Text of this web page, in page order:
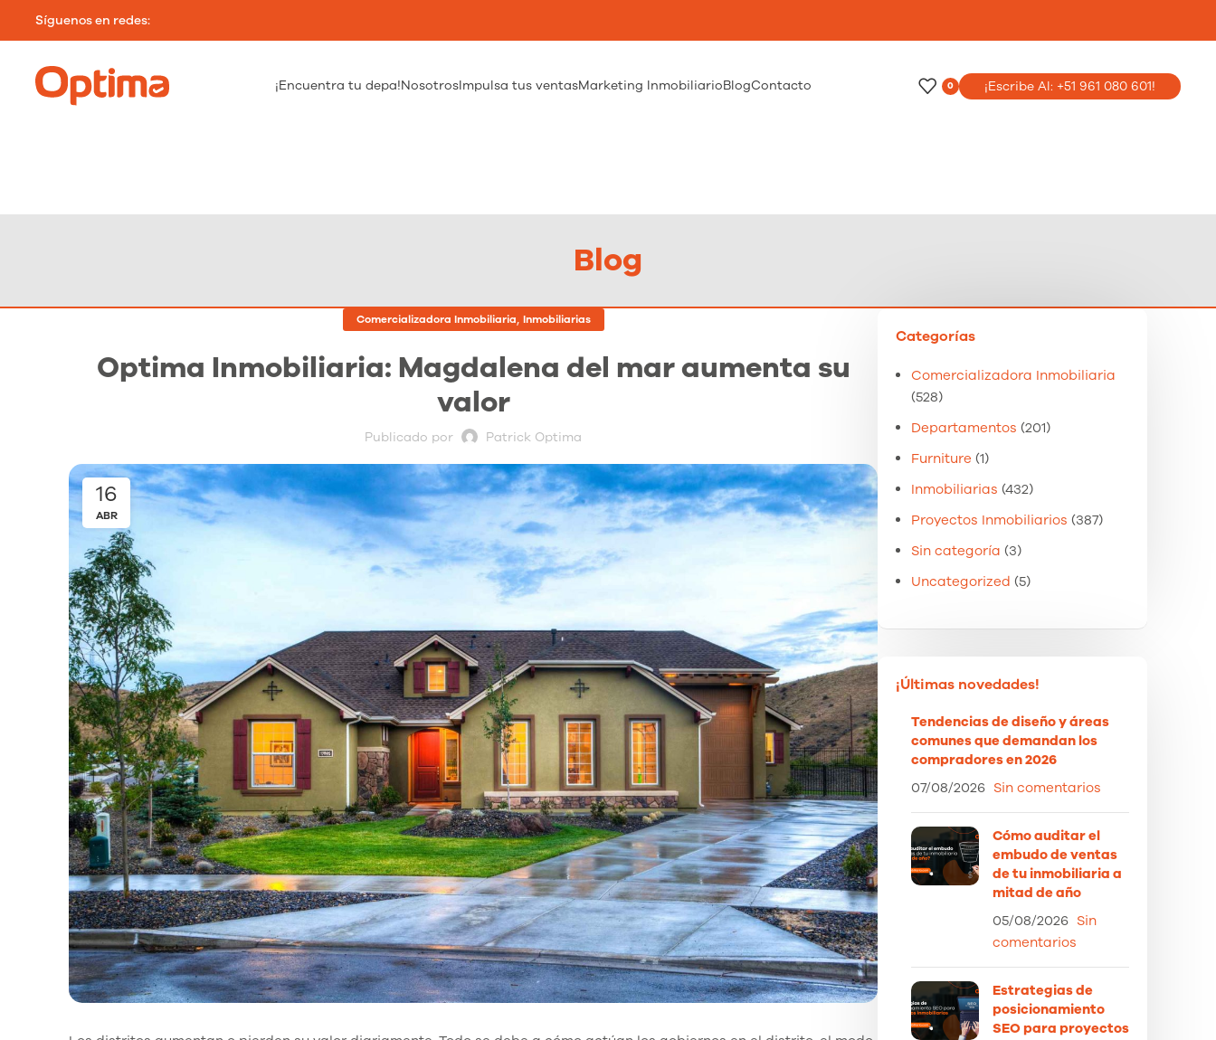
Síguenos en redes:
¡Encuentra tu depa!NosotrosImpulsa tus ventasMarketing InmobiliarioBlogContacto 0 ¡Escribe Al: +51 961 080 601!
Blog
Comercializadora Inmobiliaria, Inmobiliarias
Optima Inmobiliaria: Magdalena del mar aumenta su
valor
Publicado por Patrick Optima
16
ABR
Categorías
Comercializadora Inmobiliaria
(528)
Departamentos (201)
Furniture (1)
Inmobiliarias (432)
Proyectos Inmobiliarios (387)
Sin categoría (3)
Uncategorized (5)
¡Últimas novedades!
Tendencias de diseño y áreas
comunes que demandan los
compradores en 2026
07/08/2026 Sin comentarios
Cómo auditar el
embudo de ventas
de tu inmobiliaria a
mitad de año
05/08/2026 Sin
comentarios
Estrategias de
posicionamiento
SEO para proyectos